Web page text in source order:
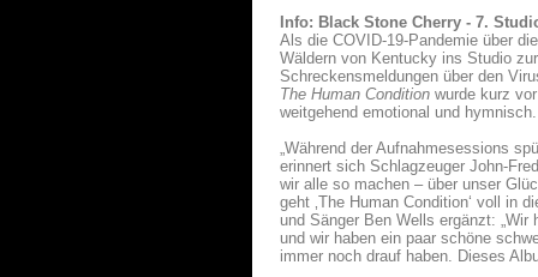
Info: Black Stone Cherry - 7.
Als die COVID-19-Pandemie über
Wäldern von Kentucky ins Studio
Schreckensmeldungen über den
The Human Condition wurde kurz
weitgehend emotional und hymnisch.
„Während der Aufnahmesessions
erinnert sich Schlagzeuger John-
wir alle so machen – über unser
geht ‚The Human Condition‘ voll in
und Sänger Ben Wells ergänzt:
und wir haben ein paar schöne
immer noch drauf haben. Dieses